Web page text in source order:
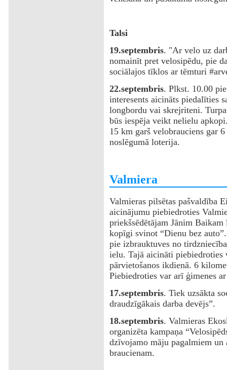
‌Talsi
‌19.septembris. "Ar velo uz
nomainīt pret velosipēdu, pie
sociālajos tīklos ar tēmturi
‌22.septembris. Plkst. 10.00
interesents aicināts piedalīties
longbordu vai skrejriteni.
būs iespēja veikt nelielu
15 km garš velobrauciens gar
noslēgumā loterija.
‌Valmiera
‌Valmieras pilsētas pašvaldība
aicinājumu piebiedroties
priekšsēdētājam Jānim
kopīgi svinot “Dienu bez
pie izbrauktuves no
ielu. Tajā aicināti piebiedroties
pārvietošanos ikdienā. 6
Piebiedroties var arī ģimenes
‌17.septembris. Tiek uzsākta
draudzīgākais darba devējs”.
18.septembris. Valmieras
organizēta kampaņa
dzīvojamo māju pagalmiem
braucienam.